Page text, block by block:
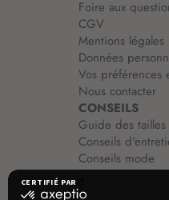
Foire aux
CGV
Mentions légales
Données
Vos préférences
Nous contacter
CONSEILS
Guide des tailles
Conseils
Conseils mode
Guide vêtements